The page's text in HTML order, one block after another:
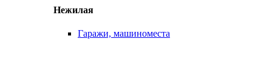
Нежилая
Гаражи, машиноместа